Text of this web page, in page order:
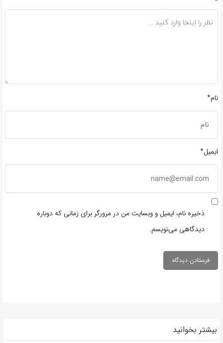
نام*
ایمیل*
ذخیره نام، ایمیل و وبسایت من در مرورگر برای زمانی که دوباره
دیدگاهی می‌نویسم.
بیشتر بخوانید